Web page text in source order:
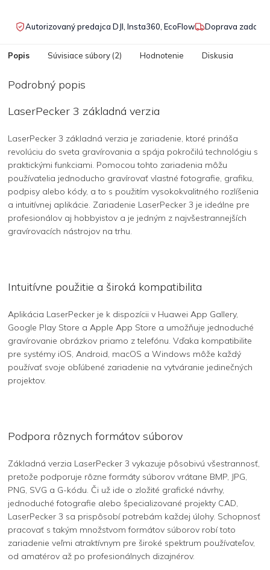
Autorizovaný predajca DJI, Insta360, EcoFlow Doprava
Popis Súvisiace súbory (2) Hodnotenie Diskusia
Podrobný popis
LaserPecker 3 základná verzia
LaserPecker 3 základná verzia je zariadenie, ktoré prináša
revolúciu do sveta gravírovania a spája pokročilú technológiu s
praktickými funkciami. Pomocou tohto zariadenia môžu
používatelia jednoducho gravírovať vlastné fotografie, grafiku,
podpisy alebo kódy, a to s použitím vysokokvalitného rozlíšenia
a intuitívnej aplikácie. Zariadenie LaserPecker 3 je ideálne pre
profesionálov aj hobbyistov a je jedným z najvšestrannejších
gravírovacích nástrojov na trhu.
Intuitívne použitie a široká kompatibilita
Aplikácia LaserPecker je k dispozícii v Huawei App Gallery,
Google Play Store a Apple App Store a umožňuje jednoduché
gravírovanie obrázkov priamo z telefónu. Vďaka kompatibilite
pre systémy iOS, Android, macOS a Windows môže každý
používať svoje obľúbené zariadenie na vytváranie jedinečných
projektov.
Podpora rôznych formátov súborov
Základná verzia LaserPecker 3 vykazuje pôsobivú všestrannosť,
pretože podporuje rôzne formáty súborov vrátane BMP, JPG,
PNG, SVG a G-kódu. Či už ide o zložité grafické návrhy,
jednoduché fotografie alebo špecializované projekty CAD,
LaserPecker 3 sa prispôsobí potrebám každej úlohy. Schopnosť
pracovať s takým množstvom formátov súborov robí toto
zariadenie veľmi atraktívnym pre široké spektrum používateľov,
od amatérov až po profesionálnych dizajnérov.